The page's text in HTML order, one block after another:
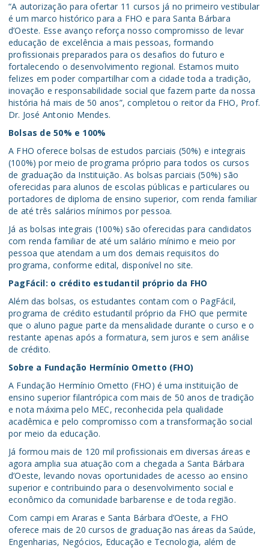
“A autorização para ofertar 11 cursos já no primeiro vestibular
é um marco histórico para a FHO e para Santa Bárbara
d’Oeste. Esse avanço reforça nosso compromisso de levar
educação de excelência a mais pessoas, formando
profissionais preparados para os desafios do futuro e
fortalecendo o desenvolvimento regional. Estamos muito
felizes em poder compartilhar com a cidade toda a tradição,
inovação e responsabilidade social que fazem parte da nossa
história há mais de 50 anos”, completou o reitor da FHO, Prof.
Dr. José Antonio Mendes.
Bolsas de 50% e 100%
A FHO oferece bolsas de estudos parciais (50%) e integrais
(100%) por meio de programa próprio para todos os cursos
de graduação da Instituição. As bolsas parciais (50%) são
oferecidas para alunos de escolas públicas e particulares ou
portadores de diploma de ensino superior, com renda familiar
de até três salários mínimos por pessoa.
Já as bolsas integrais (100%) são oferecidas para candidatos
com renda familiar de até um salário mínimo e meio por
pessoa que atendam a um dos demais requisitos do
programa, conforme edital, disponível no site.
PagFácil: o crédito estudantil próprio da FHO
Além das bolsas, os estudantes contam com o PagFácil,
programa de crédito estudantil próprio da FHO que permite
que o aluno pague parte da mensalidade durante o curso e o
restante apenas após a formatura, sem juros e sem análise
de crédito.
Sobre a Fundação Hermínio Ometto (FHO)
A Fundação Hermínio Ometto (FHO) é uma instituição de
ensino superior filantrópica com mais de 50 anos de tradição
e nota máxima pelo MEC, reconhecida pela qualidade
acadêmica e pelo compromisso com a transformação social
por meio da educação.
Já formou mais de 120 mil profissionais em diversas áreas e
agora amplia sua atuação com a chegada a Santa Bárbara
d’Oeste, levando novas oportunidades de acesso ao ensino
superior e contribuindo para o desenvolvimento social e
econômico da comunidade barbarense e de toda região.
Com campi em Araras e Santa Bárbara d’Oeste, a FHO
oferece mais de 20 cursos de graduação nas áreas da Saúde,
Engenharias, Negócios, Educação e Tecnologia, além de